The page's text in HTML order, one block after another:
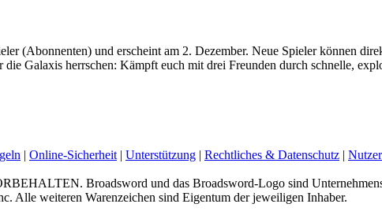
(Abonnenten) und erscheint am 2. Dezember. Neue Spieler können
Galaxis herrschen: Kämpft euch mit drei Freunden durch schnelle,
| Online-Sicherheit | Unterstützung | Rechtliches & Datenschutz |
Broadsword und das Broadsword-Logo sind
Alle weiteren Warenzeichen sind Eigentum der jeweiligen Inhaber.